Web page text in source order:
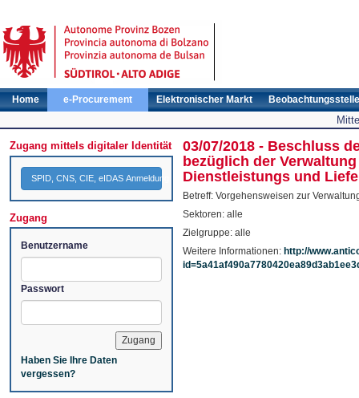
Home e-Procurement Elektronischer Markt Beobachtungsstelle
Zugang mittels digitaler Identität
SPID, CNS, CIE, eIDAS Anmeldung
Zugang
Benutzername
Passwort
Haben Sie Ihre Daten
vergessen?
03/07/2018 - Beschluss
bezüglich der
Dienstleistungs und
Betreff: Vorgehensweisen zur
Sektoren: alle
Zielgruppe: alle
Weitere Informationen: http://